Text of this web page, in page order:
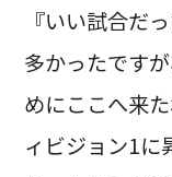
『いい試合だ
多かったです
めにここへ来
ィビジョン1に